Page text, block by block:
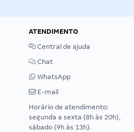
ATENDIMENTO
Central de ajuda
Chat
WhatsApp
E-mail
Horário de atendimento:
segunda a sexta (8h às 20h),
sábado (9h às 13h).